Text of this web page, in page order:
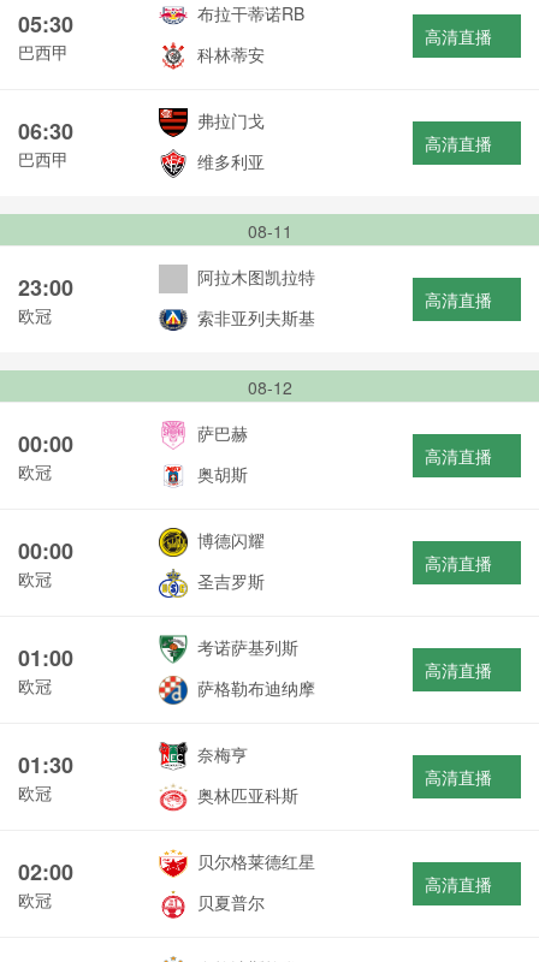
05:30
巴西甲
布拉干蒂诺RB
科林蒂安
高清直播
06:30
巴西甲
弗拉门戈
维多利亚
高清直播
08-11
23:00
欧冠
阿拉木图凯拉特
索非亚列夫斯基
高清直播
08-12
00:00
欧冠
萨巴赫
奥胡斯
高清直播
00:00
欧冠
博德闪耀
圣吉罗斯
高清直播
01:00
欧冠
考诺萨基列斯
萨格勒布迪纳摩
高清直播
01:30
欧冠
奈梅亨
奥林匹亚科斯
高清直播
02:00
欧冠
贝尔格莱德红星
贝夏普尔
高清直播